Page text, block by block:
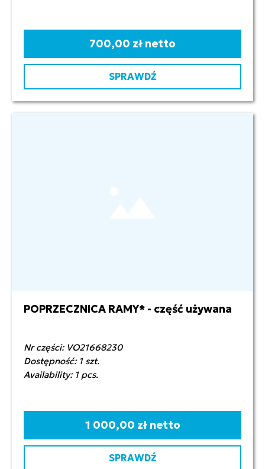
700,00 zł netto
SPRAWDŹ
POPRZECZNICA RAMY* - część używana
Nr części: VO21668230
Dostępność: 1 szt.
Availability: 1 pcs.
1 000,00 zł netto
SPRAWDŹ